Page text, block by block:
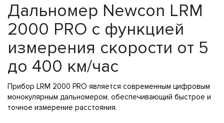
Дальномер Newcon LRM
2000 PRO с функцией
измерения скорости от 5
до 400 км/час
Прибор LRМ 2000 PRO является современным цифровым
монокулярным дальномером, обеспечивающий быстрое и
точное измерение расстояния.